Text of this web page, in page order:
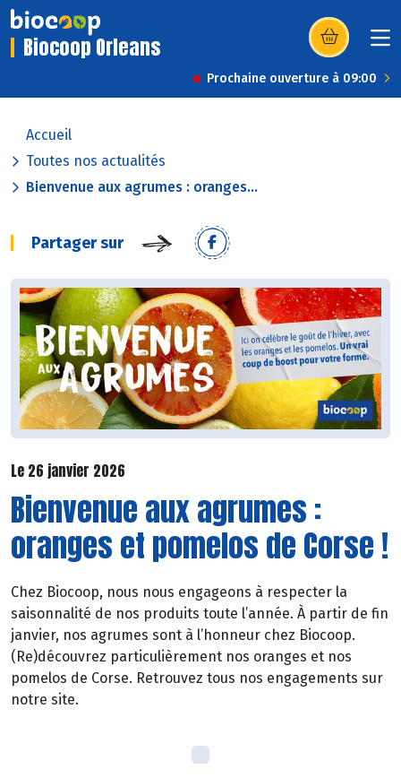
Biocoop Orleans (s’ouvre dans
Prochaine ouverture à 09:00
Accueil
Toutes nos actualités
Bienvenue aux agrumes : oranges...
Partager sur
Le 26 janvier 2026
Bienvenue aux agrumes :
oranges et pomelos de Corse !
Chez Biocoop, nous nous engageons à respecter la
saisonnalité de nos produits toute l’année. À partir de fin
janvier, nos agrumes sont à l’honneur chez Biocoop.
(Re)découvrez particulièrement nos oranges et nos
pomelos de Corse. Retrouvez tous nos engagements sur
notre site.